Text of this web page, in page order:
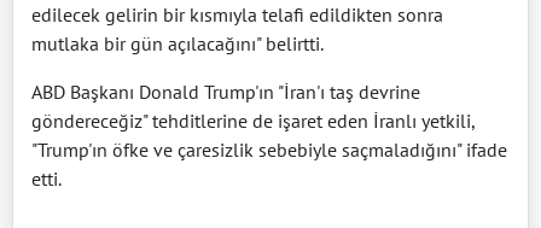
edilecek gelirin bir kısmıyla telafi edildikten sonra
mutlaka bir gün açılacağını" belirtti.
ABD Başkanı Donald Trump'ın "İran'ı taş devrine
göndereceğiz" tehditlerine de işaret eden İranlı yetkili,
"Trump'ın öfke ve çaresizlik sebebiyle saçmaladığını" ifade
etti.